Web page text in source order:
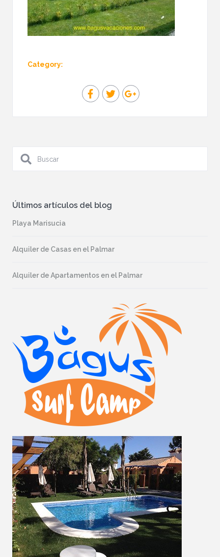
Category:
Últimos artículos del blog
Playa Marisucia
Alquiler de Casas en el Palmar
Alquiler de Apartamentos en el Palmar